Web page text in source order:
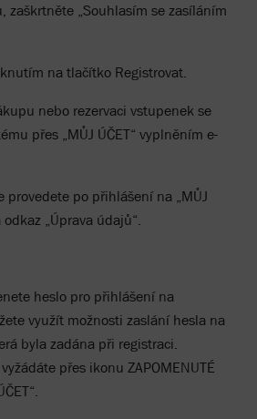
zaškrtněte „Souhlasím se zasíláním
na tlačítko Registrovat.
nebo rezervaci vstupenek se
přes „MŮJ ÚČET“ vyplněním e-
provedete po přihlášení na „MŮJ
„Úprava údajů“.
heslo pro přihlášení na
využít možnosti zaslání hesla na
byla zadána při registraci.
přes ikonu ZAPOMENUTÉ